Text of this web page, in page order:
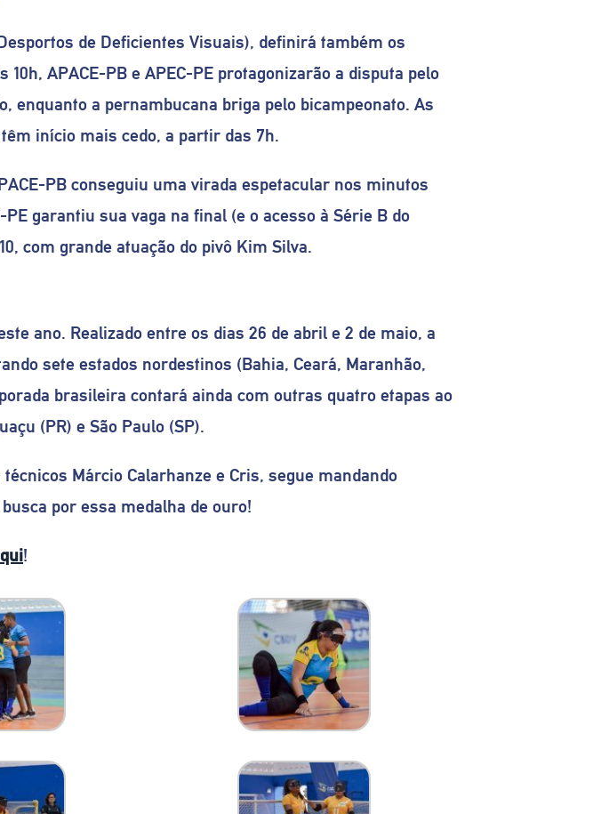
de Deficientes Visuais), definirá também os
APACE-PB e APEC-PE protagonizarão a disputa pelo
enquanto a pernambucana briga pelo bicampeonato. As
início mais cedo, a partir das 7h.
PB conseguiu uma virada espetacular nos minutos
garantiu sua vaga na final (e o acesso à Série B do
com grande atuação do pivô Kim Silva.
ano. Realizado entre os dias 26 de abril e 2 de maio, a
sete estados nordestinos (Bahia, Ceará, Maranhão,
brasileira contará ainda com outras quatro etapas ao
(PR) e São Paulo (SP).
Márcio Calarhanze e Cris, segue mandando
por essa medalha de ouro!
!